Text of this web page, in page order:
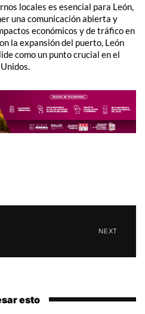
locales es esencial para León,
una comunicación abierta y
económicos y de tráfico en
la expansión del puerto, León
como un punto crucial en el
NEXT
esto